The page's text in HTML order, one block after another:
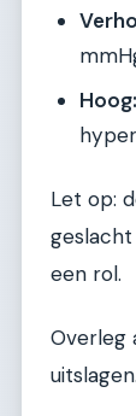
Hoog:
Let op:
een rol.
Overleg
uitslagen.